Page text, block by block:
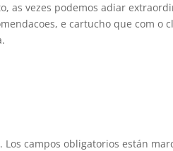
as vezes podemos adiar
e cartucho que com o
Los campos obligatorios están